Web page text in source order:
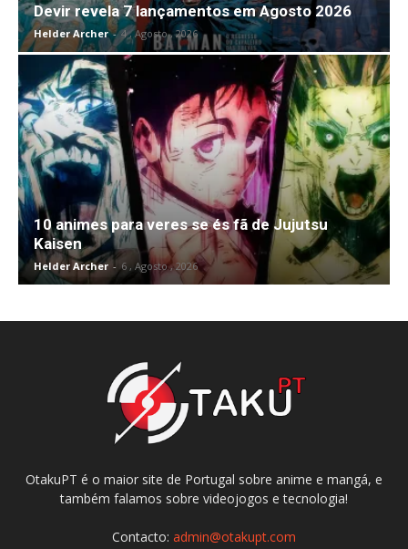
Devir revela 7 lançamentos em Agosto 2026
Helder Archer - 4 , Agosto , 2026
10 animes para veres se és fã de Jujutsu
Kaisen
Helder Archer - 6 , Agosto , 2026
OtakuPT é o maior site de Portugal sobre anime e mangá, e
também falamos sobre videojogos e tecnologia!
Contacto: admin@otakupt.com